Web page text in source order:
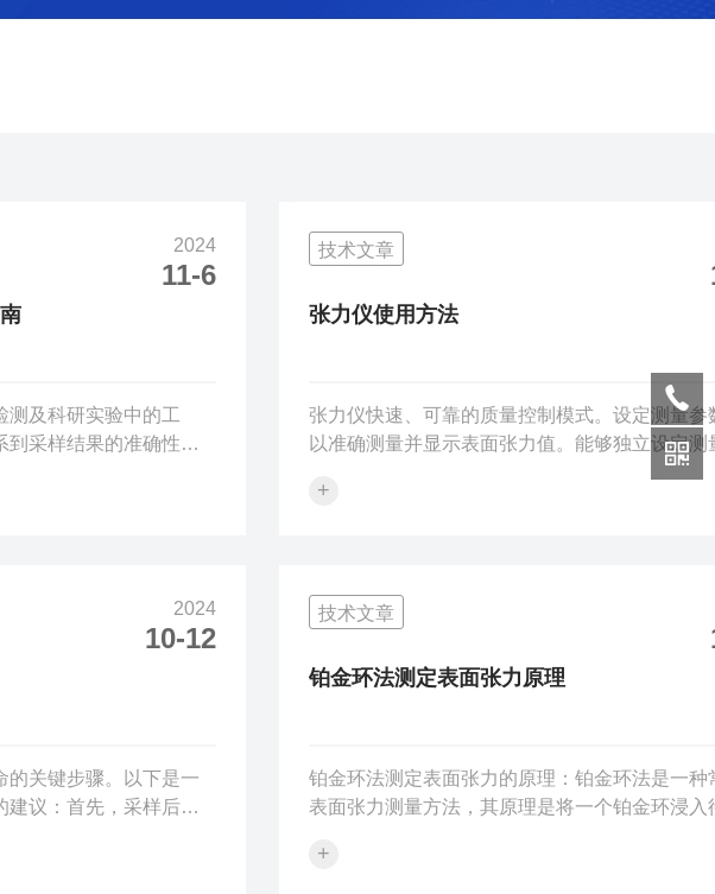
2024
11-6
测及科研实验中的工
到采样结果的准确性和
先要考虑的是其材质。
则能减少气体吸附，提
样需求选择合适的容
大于实际采样量，以
技术文章
张力仪使用方法
张力仪快速、可靠的质量控制模式。设定测量参
以准确测量并显示表面张力值。能够独立设定测
围、测试数据数目、测量的平均值，是研发的理
具。在实际使用过程中，由于动态表面张力仪能
图示正确的将装置接好，等表面张力仪测量系统
即可使用。2、使用前应将随机所附的吊钩、白
吊钩上，按下置零按钮显示为0000，表示此时...
+
2024
10-12
的关键步骤。以下是一
建议：首先，采样后应
样瓶的材质和残留物的
技术文章
铂金环法测定表面张力原理
铂金环法测定‌表面张力的原理‌‌：铂金环法是一种
表面张力测量方法，其原理是将一个铂金环浸入
表面张力。具体操作时，将铂金环浸入液体中，
+